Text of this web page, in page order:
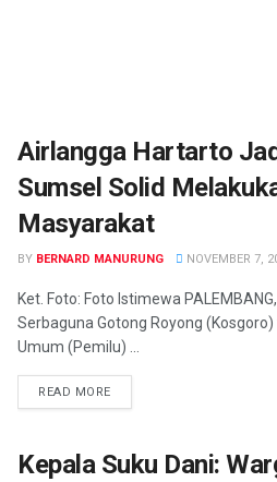
Airlangga Hartarto
Sumsel Solid
Masyarakat
BY BERNARD MANURUNG NOVEMBER 7,
Ket. Foto: Foto Istimewa
Serbaguna Gotong Royong
Umum (Pemilu) ...
READ MORE
Kepala Suku Dani: